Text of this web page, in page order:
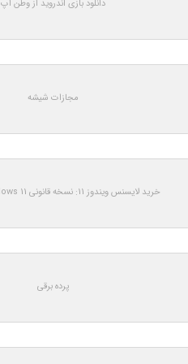
دانلود بازی اندروید از وطن اپ
مجازات شیشه
خرید لایسنس ویندوز 11: نسخه قانونی Windows 11 اورجینال
پرده برقی